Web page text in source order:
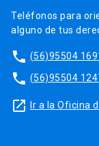
Teléfonos para
alguno de tus
phone (56)95504
phone (56)95504
launch Ir a la Oficina